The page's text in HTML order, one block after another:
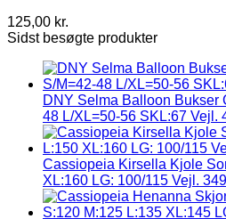
125,00 kr.
Sidst besøgte produkter
DNY Selma Balloon Bukser
48 L/XL=50-56 SKL:67 Vejl.
Cassiopeia Kirsella Kjole
XL:160 LG: 100/115 Vejl.